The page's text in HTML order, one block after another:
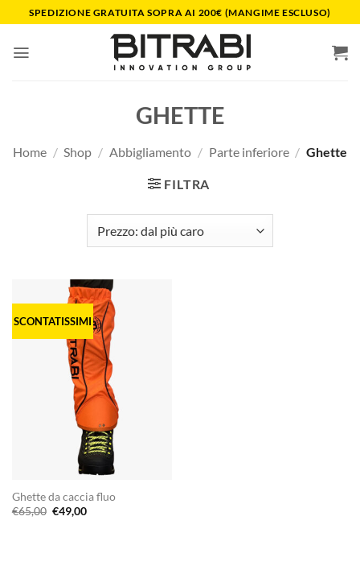
ai
contenuti
SPEDIZIONE GRATUITA SOPRA AI 200€ (MANGIME ESCLUSO)
GHETTE
Home / Shop / Abbigliamento / Parte inferiore / Ghette
FILTRA
SCONTATISSIMI
Ghette da caccia fluo
€65,00 Il
prezzo
€49,00Il